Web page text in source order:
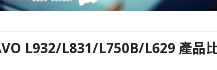
L932/L831/L750B/L629 產品